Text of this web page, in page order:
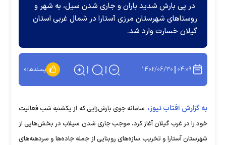
در پی بارش شدید باران و جاری شدن سیل، به شهر و
روستاهای شهرستان مرزی آستارا در شمال غربی استان
گیلان خسارت وارد شد.
۰۴:۰۹ ۱۴۰۲/۰۶/۳۰ پسندها:۰
به گزارش آفتاب نیوز، سامانه جوی بارش‌زایی که از یکشنبه‌ شب فعالیت
خود را در غرب گیلان آغاز کرد، موجب جاری شدن سیلاب در بخش‌هایی از
شهرستان آستارا و تخریب سازه‌های روبنایی از جمله جاده‌ها و سردهنه‌های